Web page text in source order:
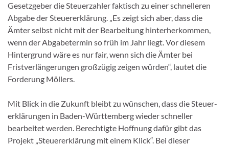
Gesetzgeber die Steuerzahler faktisch zu einer schnelleren
Abgabe der Steuererklärung. „Es zeigt sich aber, dass die
Ämter selbst nicht mit der Bearbeitung hinterherkommen,
wenn der Abgabetermin so früh im Jahr liegt. Vor diesem
Hintergrund wäre es nur fair, wenn sich die Ämter bei
Fristverlängerungen großzügig zeigen würden“, lautet die
Forderung Möllers.
Mit Blick in die Zukunft bleibt zu wünschen, dass die Steuer­
erklärungen in Baden-Württemberg wieder schneller
bearbei­tet werden. Berechtigte Hoffnung dafür gibt das
Projekt „Steu­ererklärung mit einem Klick“. Bei dieser